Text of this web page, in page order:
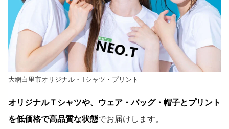
大網白里市オリジナル・Tシャツ・プリント
オリジナルＴシャツや、ウェア・バッグ・帽子とプリント
を低価格で高品質な状態でお届けします。